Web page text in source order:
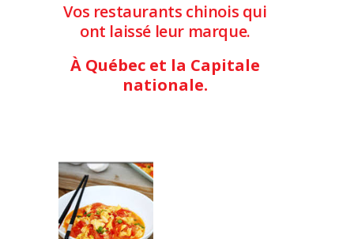
Vos restaurants chinois qui
ont laissé leur marque.
À Québec et la Capitale
nationale.